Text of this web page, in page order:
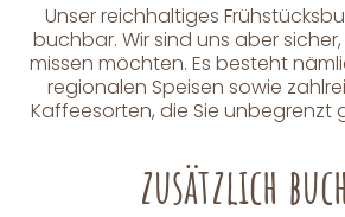
Unser reichhaltiges
buchbar. Wir sind uns aber
missen möchten. Es besteht
regionalen Speisen sowie
Kaffeesorten, die Sie unbegrenzt
zusätzlich